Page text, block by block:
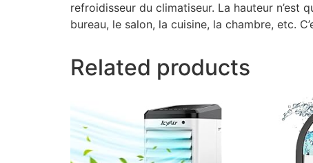
refroidisseur du climatiseur. La hauteur n’est
bureau, le salon, la cuisine, la chambre, etc.
Related products